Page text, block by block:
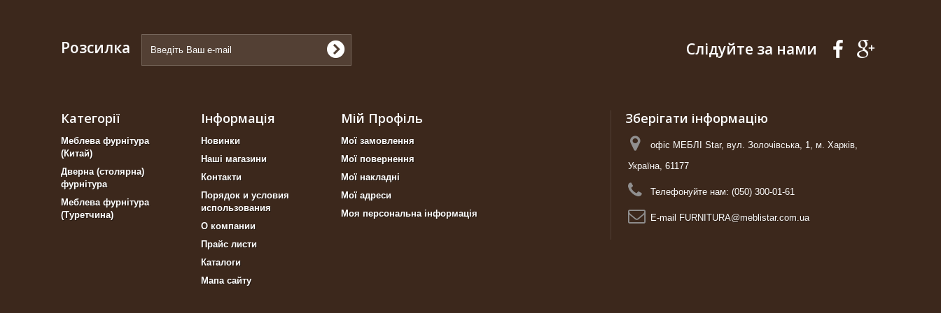
Розсилка Слідуйте за нами
Категорії
Меблева фурнітура
(Китай)
Дверна (столярна)
фурнітура
Меблева фурнітура
(Туретчина)
Інформація
Новинки
Наші магазини
Контакти
Порядок и условия
использования
О компании
Прайс листи
Каталоги
Мапа сайту
Мій Профіль
Мої замовлення
Мої повернення
Мої накладні
Мої адреси
Моя персональна інформація
Зберігати інформацію
офіс МЕБЛІ Star, вул. Золочівська, 1, м. Харків,
Україна, 61177
Телефонуйте нам: (050) 300-01-61
E-maіl FURNITURA@meblistar.com.ua